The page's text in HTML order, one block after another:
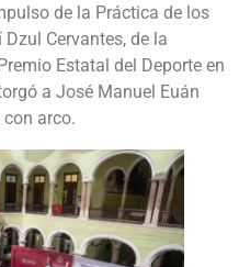
de la Práctica de los
Cervantes, de la
Estatal del Deporte en
a José Manuel Euán
arco.